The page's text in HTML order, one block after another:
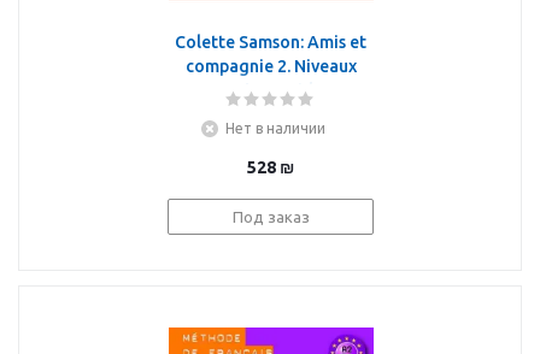
Colette Samson: Amis et
compagnie 2. Niveaux
A1/A2. Guide
Нет в наличии
528 ₪
Под заказ